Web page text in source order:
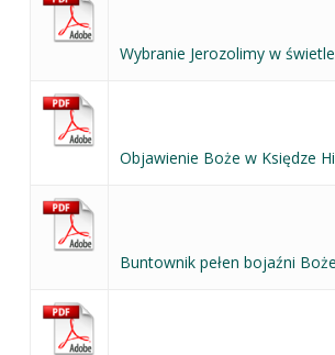
Wybranie Jerozolimy w
Objawienie Boże w Księdze
Buntownik pełen bojaźni